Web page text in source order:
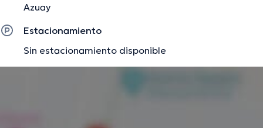
Azuay
Estacionamiento
Sin estacionamiento disponible